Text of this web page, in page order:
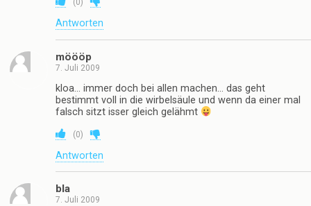
(0)
Antworten
möööp
7. Juli 2009
kloa… immer doch bei allen machen… das geht
bestimmt voll in die wirbelsäule und wenn da einer mal
falsch sitzt isser gleich gelähmt
(0)
Antworten
bla
7. Juli 2009